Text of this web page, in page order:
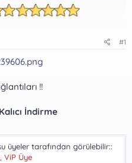
#1
!!
Kalıcı İndirme
üyeler tarafından görülebilir::
ViP Üye